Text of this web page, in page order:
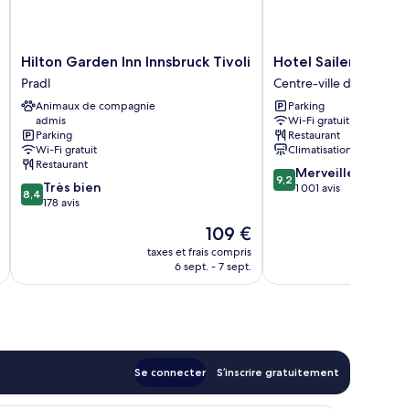
Hilton
Garden
Inn
Innsbruck
Tivoli
Pradl
Hilton Garden Inn Innsbruck Tivoli
Pradl
Animaux de compagnie
admis
Parking
Wi-Fi gratuit
Restaurant
8.4
sur
8,4 Très bien
178 avis
Le
nouveau
prix
109 €
taxes et frais compris
6 sept. - 7 sept.
Hotel
Sailer
Centre-
ville
d'Innsbruck
Hotel Sailer
Centre-ville d'Innsbruck
Parking
Wi-Fi gratuit
Restaurant
Climatisation
9.2
sur
9,2 Merveilleux
1 001 avis
Se connecter S’inscrire gratuitement